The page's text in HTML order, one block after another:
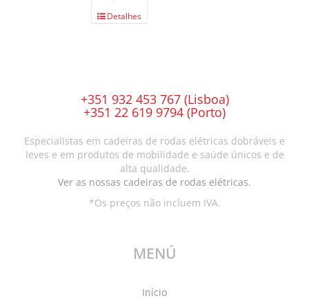
Detalhes
+351 932 453 767 (Lisboa)
+351 22 619 9794 (Porto)
Especialistas em cadeiras de rodas elétricas dobráveis e
leves e em produtos de mobilidade e saúde únicos e de
alta qualidade.
Ver as nossas cadeiras de rodas elétricas.
*Os preços não incluem IVA.
MENÚ
Início